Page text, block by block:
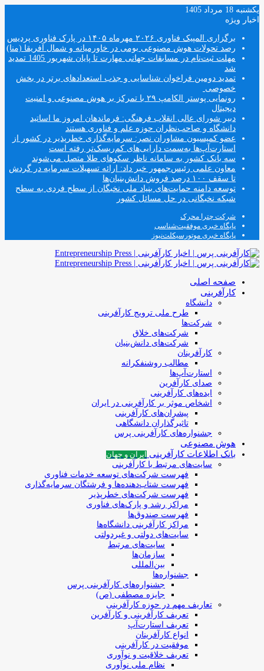
یکشنبه 18 مرداد 1405
اخبار ویژه
برگزاری المپیک فناوری ۲۰۲۶ مهرماه ۱۴۰۵ در پارک فناوری پردیس
رصد تحولات هوش مصنوعی بومی در خاورمیانه و شمال آفریقا (منا)
مهلت ثبت‌نام در مسابقات جهانی مهارت تا پایان شهریور 1405 تمدید
شد
تمدید دومین فراخوان شناسایی و جذب استعدادهای برتر در بخش
خصوصی
رونمایی پوستر الکامپ ۲۹ با تمرکز بر هوش مصنوعی و امنیت
دیجیتال
دبیر شورای عالی انقلاب فرهنگی: فرماندهان امروز ما اساتید
دانشگاه و صاحب‌نظران حوزه علم و فناوری هستند
عضو کمیسیون مشاوران نصر: سرمایه‌گذاری خطرپذیر در کشور از
استارت‌آپ‌ها به‌سمت دارایی‌های کم‌ریسک‌تر رفته است
سه بانک کشور به سامانه ناظر سکوهای طلا متصل می‌شوند
معاون علمی رئیس‌جمهور خبر داد: ارائه تسهیلات سرمایه در گردش
تا سقف ۱۰۰ درصد فروش دانش‌بنیان‌ها
توسعه دامنه حمایت‌های بنیاد ملی نخبگان از سطح فردی به سطح
شبکه نخبگانی در حل مسائل کشور
شرکت چترا محرک
پایگاه خبری موفقیت‌شناسی
پایگاه خبری موتورسیکلت‌نیوز
صفحه اصلی
کارآفرینی
دانشگاه
طرح ملی ترویج کارآفرینی
شرکت‌ها
شرکت‌های خلاق
شرکت‌های دانش‌بنیان
کارآفرینان
مطالب روشنفکرانه
استارت‌آپ‌ها
صدای کارآفرین
ایده‌های کارآفرینی
اشخاص موثر بر کارآفرینی در ایران
پیشران‌های کارآفرینی
تاثیرگذاران دانشگاهی
جشنواره‌های کارآفرینی‌ پرس
هوش مصنوعی
بانک اطلاعات کارآفرینی
ایران و جهان
سایت‌های مرتبط با کارآفرینی
فهرست شرکت‌های‌‌ توسعه‌ خدمات فناوری
فهرست شتاب‌دهنده‌ها‌ و فرشتگان‌ سرمایه‌گذاری
فهرست شرکت‌های خطرپذیر
مراکز رشد و پارک‌های فناوری
فهرست صندوق‌ها
مراکز کارآفرینی دانشگاه‌ها
سایت‌های دولتی و غیردولتی
سایت‌های مرتبط
سازمان‌ها
بین‌المللی
جشنواره‌ها
جشنواره‌های کارآفرینی‌ پرس
جایزه مصطفی (ص)
تعاریف مهم در حوزه کارآفرینی
تعریف کارآفرینی و کارآفرین
تعریف استارت‌آپ
انواع کارآفرینان
موفقیت در کارآفرینی
تعریف خلاقیت و نوآوری
نظام ملی نوآوری